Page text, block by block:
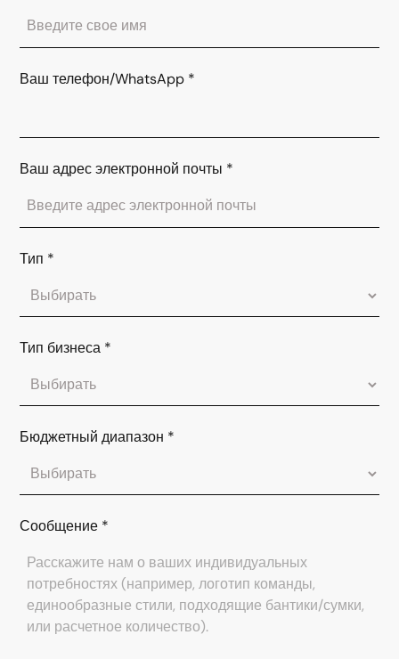
Ваш телефон/WhatsApp *
Ваш адрес электронной почты *
Тип *
Тип бизнеса *
Бюджетный диапазон *
Сообщение *